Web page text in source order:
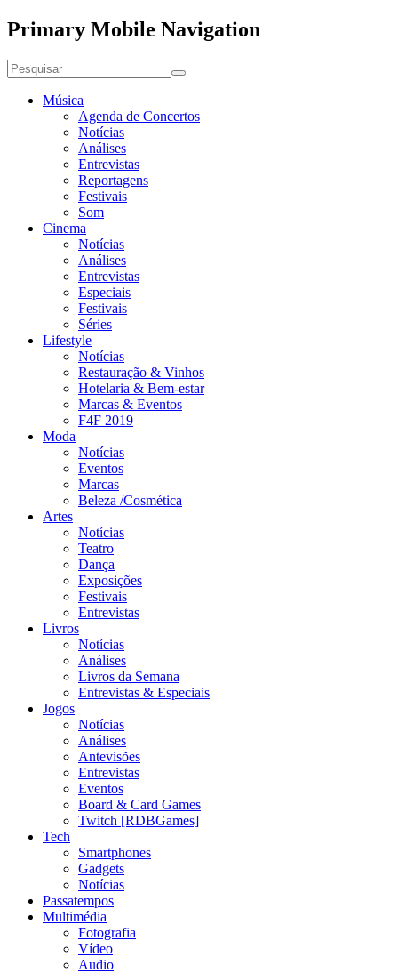
Primary Mobile Navigation
Música
Agenda de Concertos
Notícias
Análises
Entrevistas
Reportagens
Festivais
Som
Cinema
Notícias
Análises
Entrevistas
Especiais
Festivais
Séries
Lifestyle
Notícias
Restauração & Vinhos
Hotelaria & Bem-estar
Marcas & Eventos
F4F 2019
Moda
Notícias
Eventos
Marcas
Beleza /Cosmética
Artes
Notícias
Teatro
Dança
Exposições
Festivais
Entrevistas
Livros
Notícias
Análises
Livros da Semana
Entrevistas & Especiais
Jogos
Notícias
Análises
Antevisões
Entrevistas
Eventos
Board & Card Games
Twitch [RDBGames]
Tech
Smartphones
Gadgets
Notícias
Passatempos
Multimédia
Fotografia
Vídeo
Audio